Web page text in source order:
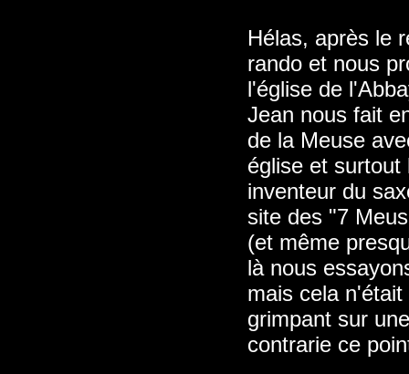
Hélas, après le
rando et nous
l'église de
Jean nous fait
de la Meuse
église et surtout
inventeur du
site des "7
(et même
là nous
mais cela
grimpant sur
contrarie ce